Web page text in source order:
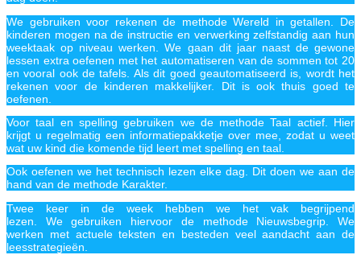
We gebruiken voor rekenen de methode Wereld in getallen. De
kinderen mogen na de instructie en verwerking zelfstandig aan hun
weektaak op niveau werken. We gaan dit jaar naast de gewone
lessen extra oefenen met het automatiseren van de sommen tot 20
en vooral ook de tafels. Als dit goed geautomatiseerd is, wordt het
rekenen voor de kinderen makkelijker. Dit is ook thuis goed te
oefenen.
Voor taal en spelling gebruiken we de methode Taal actief. Hier
krijgt u regelmatig een informatiepakketje over mee, zodat u weet
wat uw kind die komende tijd leert met spelling en taal.
Ook oefenen we het technisch lezen elke dag. Dit doen we aan de
hand van de methode Karakter.
Twee keer in de week hebben we het vak begrijpend
lezen. We gebruiken hiervoor de methode Nieuwsbegrip. We
werken met actuele teksten en besteden veel aandacht aan de
leesstrategieën.